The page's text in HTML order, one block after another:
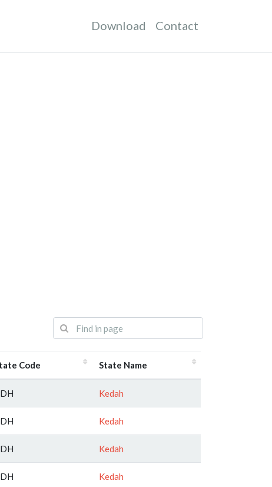
Download Contact
Code State Name
Kedah
Kedah
Kedah
Kedah